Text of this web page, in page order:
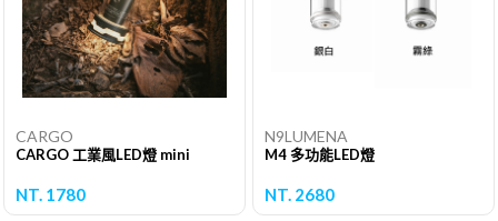
CARGO
CARGO 工業風LED燈 mini
NT. 1780
N9LUMENA
M4 多功能LED燈
NT. 2680